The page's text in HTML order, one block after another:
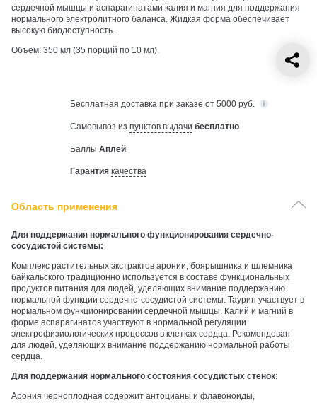
сердечной мышцы и аспарагинатами калия и магния для поддержания
нормального электролитного баланса. Жидкая форма обеспечивает
высокую биодоступность.
Объём: 350 мл (35 порций по 10 мл).
Бесплатная доставка при заказе от 5000 руб.
Самовывоз из пунктов выдачи бесплатно
Баллы Аплей
Гарантия качества
Область применения
Для поддержания нормального функционирования сердечно-
сосудистой системы:
Комплекс растительных экстрактов аронии, боярышника и шлемника
байкальского традиционно используется в составе функциональных
продуктов питания для людей, уделяющих внимание поддержанию
нормальной функции сердечно-сосудистой системы. Таурин участвует в
нормальном функционировании сердечной мышцы. Калий и магний в
форме аспарагинатов участвуют в нормальной регуляции
электрофизиологических процессов в клетках сердца. Рекомендован
для людей, уделяющих внимание поддержанию нормальной работы
сердца.
Для поддержания нормального состояния сосудистых стенок:
Арония черноплодная содержит антоцианы и флавоноиды,